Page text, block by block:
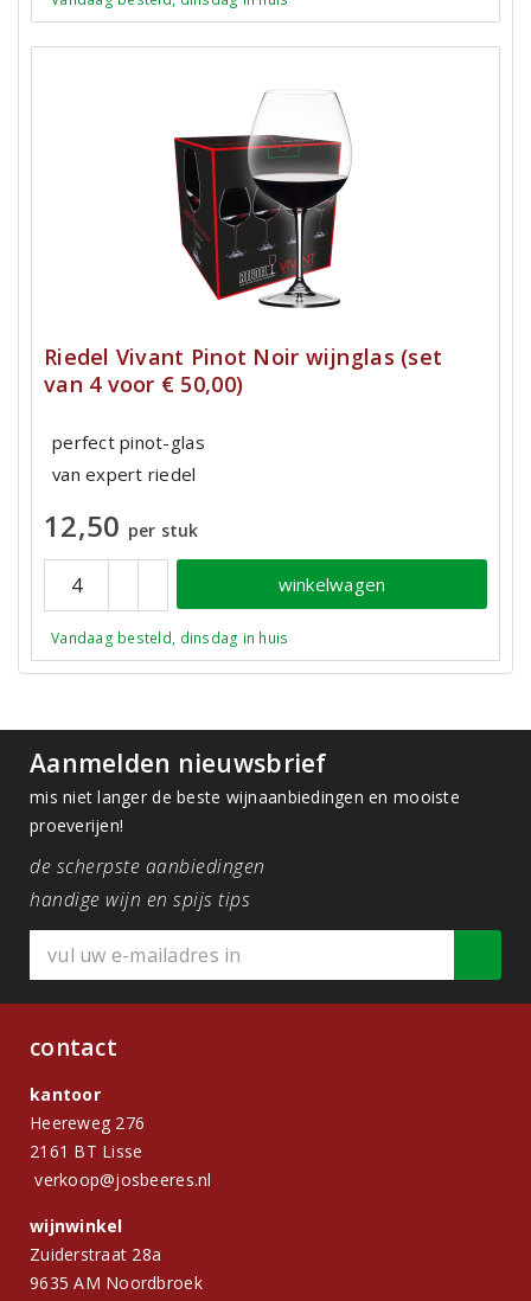
Riedel Vivant Pinot Noir wijnglas (set
van 4 voor € 50,00)
perfect pinot-glas
van expert riedel
12,50 per stuk
winkelwagen
Vandaag besteld, dinsdag in huis
Aanmelden nieuwsbrief
mis niet langer de beste wijnaanbiedingen en mooiste
proeverijen!
de scherpste aanbiedingen
handige wijn en spijs tips
contact
kantoor
Heereweg 276
2161 BT Lisse
verkoop@josbeeres.nl
wijnwinkel
Zuiderstraat 28a
9635 AM Noordbroek